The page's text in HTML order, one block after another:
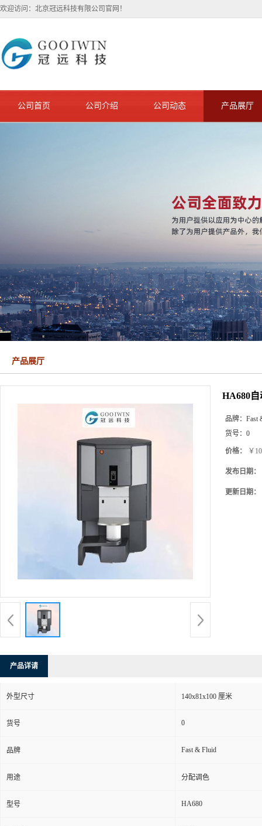
欢迎访问：北京冠远科技有限公司官网！
公司首页 公司介绍 公司动态 产品展厅
产品展厅
HA680
品牌： Fast
货号： 0
价格： ￥
发布日期：
更新日期：
产品详请
外型尺寸 140x81x100 厘米
货号 0
品牌 Fast & Fluid
用途 分配调色
型号 HA680